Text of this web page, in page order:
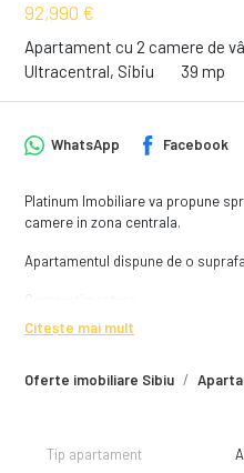
92,990 €
Apartament cu 2 camere de
Ultracentral, Sibiu
39 mp
Oferte imobiliare Sibiu
WhatsApp Facebook
Platinum Imobiliare va propune
camere in zona centrala.
Apartamentul dispune de o
Compartimentare:
- Dormitor 1
- Dormitor 2
- Baie
Avantaje:
Citește mai mult
Tip apartament